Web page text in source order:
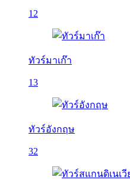
12
ทัวร์มาเก๊า
13
ทัวร์อังกฤษ
32